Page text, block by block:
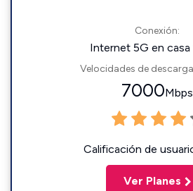
Conexión:
Internet 5G en casa
Velocidades de
7000Mbps
Calificación de
Ver Planes